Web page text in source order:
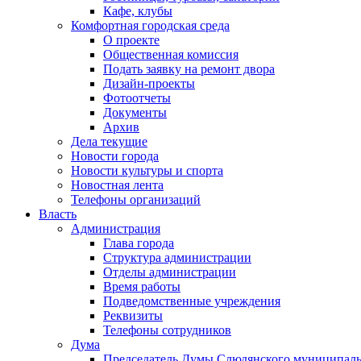
Кафе, клубы
Комфортная городская среда
О проекте
Общественная комиссия
Подать заявку на ремонт двора
Дизайн-проекты
Фотоотчеты
Документы
Архив
Дела текущие
Новости города
Новости культуры и спорта
Новостная лента
Телефоны организаций
Власть
Администрация
Глава города
Структура администрации
Отделы администрации
Время работы
Подведомственные учреждения
Реквизиты
Телефоны сотрудников
Дума